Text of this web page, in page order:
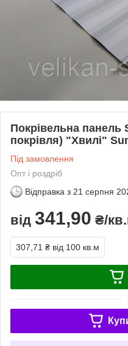
Покрівельна
покрівля) "Хвилі"
Під замовлення
Опт і роздріб
Відправка з 21 серпня
від 341,90 ₴/
307,71 ₴ від 100 кв.м